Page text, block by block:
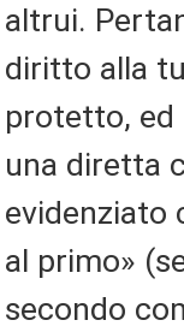
altrui.
diritto alla
protetto, ed
una diretta
evidenziato
al primo»
secondo